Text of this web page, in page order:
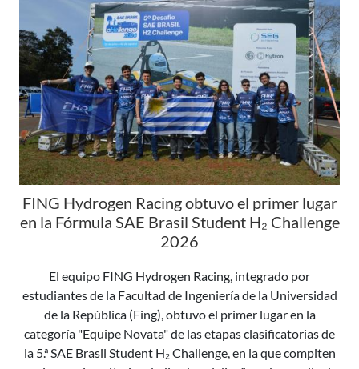
FING Hydrogen Racing obtuvo el primer lugar
en la Fórmula SAE Brasil Student H₂ Challenge
2026
El equipo FING Hydrogen Racing, integrado por
estudiantes de la Facultad de Ingeniería de la Universidad
de la República (Fing), obtuvo el primer lugar en la
categoría "Equipe Novata" de las etapas clasificatorias de
la 5.ª SAE Brasil Student H₂ Challenge, en la que compiten